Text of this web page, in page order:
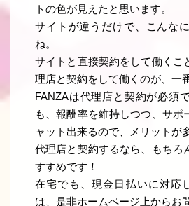
トの色が見えたと思います。
サイトが違うだけで、こんな
ね。
サイトと直接契約をして働くこ
理店と契約をして働くのが、一
FANZAは代理店と契約が必須
も、報酬率を維持しつつ、サポ
ャット出来るので、メリットが
代理店と契約するなら、もちろ
すすめです！
在宅でも、現金日払いに対応
は、是非ホームページ上からお